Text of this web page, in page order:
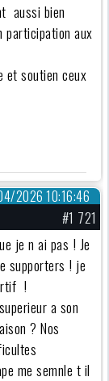
aussi bien
participation aux
et soutien ceux
2026 10:16:46
#1 721
je n ai pas ! Je
supporters ! je
!
a son
? Nos
me semnle t il